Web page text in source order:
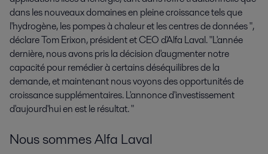
dans les nouveaux domaines en pleine croissance tels que
l'hydrogène, les pompes à chaleur et les centres de données ",
déclare Tom Erixon, président et CEO d'Alfa Laval. "L'année
dernière, nous avons pris la décision d'augmenter notre
capacité pour remédier à certains déséquilibres de la
demande, et maintenant nous voyons des opportunités de
croissance supplémentaires. L'annonce d'investissement
d'aujourd'hui en est le résultat. "
Nous sommes Alfa Laval